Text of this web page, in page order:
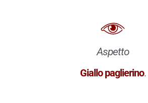
Aspetto
Giallo paglierino.